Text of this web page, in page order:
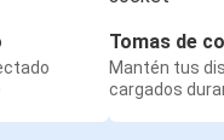
Tomas de
Mantén tus
cargados